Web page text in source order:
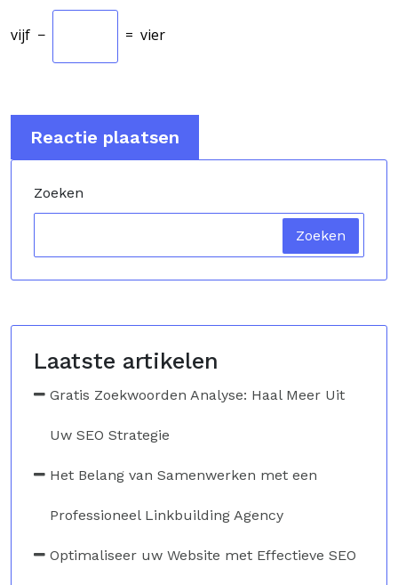
vijf − = vier
Zoeken
Zoeken
Laatste artikelen
Gratis Zoekwoorden Analyse: Haal Meer Uit
Uw SEO Strategie
Het Belang van Samenwerken met een
Professioneel Linkbuilding Agency
Optimaliseer uw Website met Effectieve SEO